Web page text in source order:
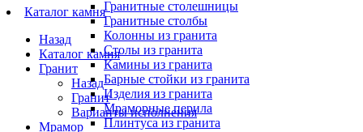
Гранитные столешницы
Гранитные столбы
Колонны из гранита
Столы из гранита
Камины из гранита
Барные стойки из гранита
Изделия из гранита
Мраморные перила
Плинтуса из гранита
Каталог камня
Назад
Каталог камня
Гранит
Назад
Гранит
Варианты исполнения
Мрамор